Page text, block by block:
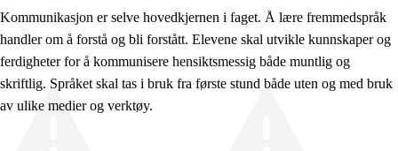
Tverrfaglige temaer
Grunnleggende ferdigheter
Kommunikasjon er selve hovedkjernen i faget. Å lære fremmedspråk
handler om å forstå og bli forstått. Elevene skal utvikle kunnskaper og
ferdigheter for å kommunisere hensiktsmessig både muntlig og
skriftlig. Språket skal tas i bruk fra første stund både uten og med bruk
av ulike medier og verktøy.